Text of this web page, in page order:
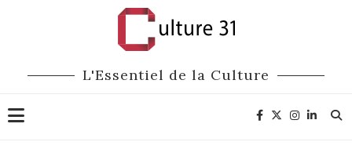
L'Essentiel de la Culture